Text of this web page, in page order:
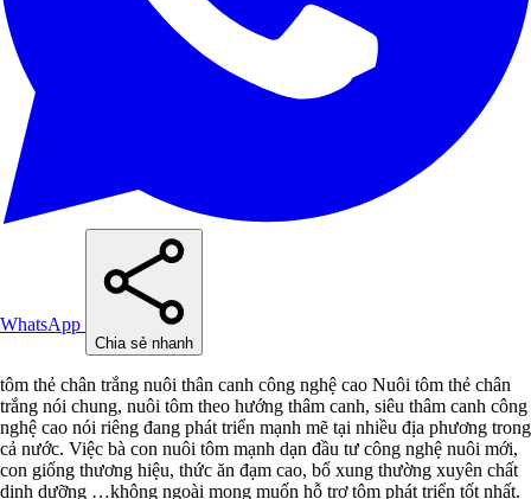
WhatsApp
Chia sẻ nhanh
tôm thẻ chân trắng nuôi thân canh công nghệ cao Nuôi tôm thẻ chân
trắng nói chung, nuôi tôm theo hướng thâm canh, siêu thâm canh công
nghệ cao nói riêng đang phát triển mạnh mẽ tại nhiều địa phương trong
cả nước. Việc bà con nuôi tôm mạnh dạn đầu tư công nghệ nuôi mới,
con giống thương hiệu, thức ăn đạm cao, bổ xung thường xuyên chất
dinh dưỡng …không ngoài mong muốn hỗ trợ tôm phát triển tốt nhất.